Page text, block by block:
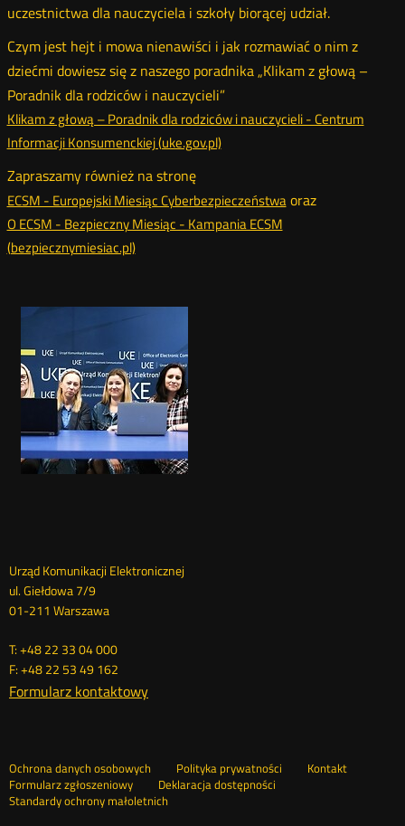
uczestnictwa dla nauczyciela i szkoły biorącej udział.
Czym jest hejt i mowa nienawiści i jak rozmawiać o nim z
dziećmi dowiesz się z naszego poradnika „Klikam z głową –
Poradnik dla rodziców i nauczycieli”
Klikam z głową – Poradnik dla rodziców i nauczycieli - Centrum
Informacji Konsumenckiej (uke.gov.pl)
Zapraszamy również na stronę
ECSM - Europejski Miesiąc Cyberbezpieczeństwaoraz
O ECSM - Bezpieczny Miesiąc - Kampania ECSM
(bezpiecznymiesiac.pl)
Dane
kontaktowe
Urząd Komunikacji Elektronicznej
ul. Giełdowa 7/9
01-211 Warszawa
T: +48 22 33 04 000
F: +48 22 53 49 162
Formularz kontaktowy
Ochrona danych osobowych Polityka prywatności
Kontakt
Formularz zgłoszeniowy
Nowa
karta
Deklaracja dostępności
Standardy ochrony małoletnich